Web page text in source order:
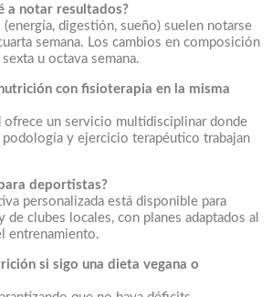
a notar resultados?
(energía, digestión, sueño) suelen notarse
semana. Los cambios en composición
u octava semana.
con fisioterapia en la misma
ofrece un servicio multidisciplinar donde
y ejercicio terapéutico trabajan
deportistas?
personalizada está disponible para
de clubes locales, con planes adaptados al
entrenamiento.
si sigo una dieta vegana o